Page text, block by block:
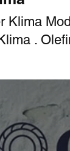
Kaset Tipi
Klima
.